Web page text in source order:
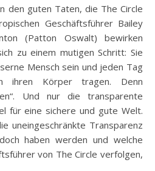
den guten Taten, die The Circle
Geschäftsführer Bailey
(Patton Oswalt) bewirken
zu einem mutigen Schritt: Sie
Mensch sein und jeden Tag
ihren Körper tragen. Denn
Und nur die transparente
für eine sichere und gute Welt.
uneingeschränkte Transparenz
haben werden und welche
von The Circle verfolgen,